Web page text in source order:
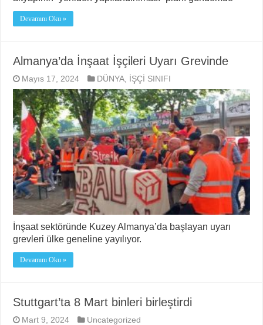
Devamını Oku »
Almanya’da İnşaat İşçileri Uyarı Grevinde
Mayıs 17, 2024 DÜNYA İŞÇİ SINIFI
İnşaat sektöründe Kuzey Almanya’da başlayan uyarı
grevleri ülke geneline yayılıyor.
Devamını Oku »
Stuttgart’ta 8 Mart binleri birleştirdi
Mart 9, 2024 Uncategorized